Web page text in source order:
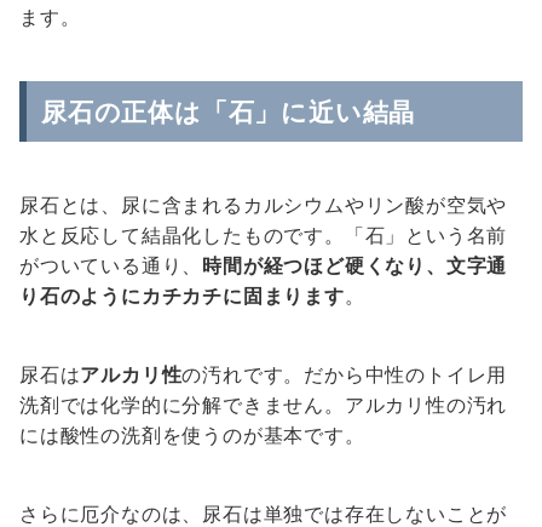
ます。
尿石の正体は「石」に近い結晶
尿石とは、尿に含まれるカルシウムやリン酸が空気や
水と反応して結晶化したものです。「石」という名前
がついている通り、 時間が経つほど硬くなり、文字通
り石のようにカチカチに固まります。
尿石はアルカリ性の汚れです。だから中性のトイレ用
洗剤では化学的に分解できません。アルカリ性の汚れ
には酸性の洗剤を使うのが基本です。
さらに厄介なのは、尿石は単独では存在しないことが